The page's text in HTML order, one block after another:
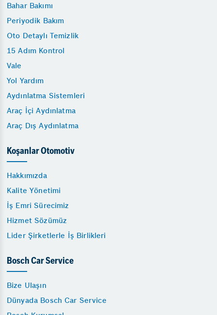
Bahar Bakımı
Periyodik Bakım
Oto Detaylı Temizlik
15 Adım Kontrol
Vale
Yol Yardım
Aydınlatma Sistemleri
Araç İçi Aydınlatma
Araç Dış Aydınlatma
Koşanlar Otomotiv
Hakkımızda
Kalite Yönetimi
İş Emri Sürecimiz
Hizmet Sözümüz
Lider Şirketlerle İş Birlikleri
Bosch Car Service
Bize Ulaşın
Dünyada Bosch Car Service